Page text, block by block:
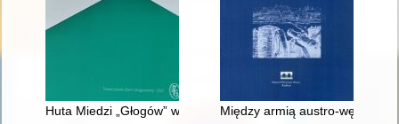
Huta Miedzi „Głogów” w publikacjach i kronikach filmowych
Między armią austro-